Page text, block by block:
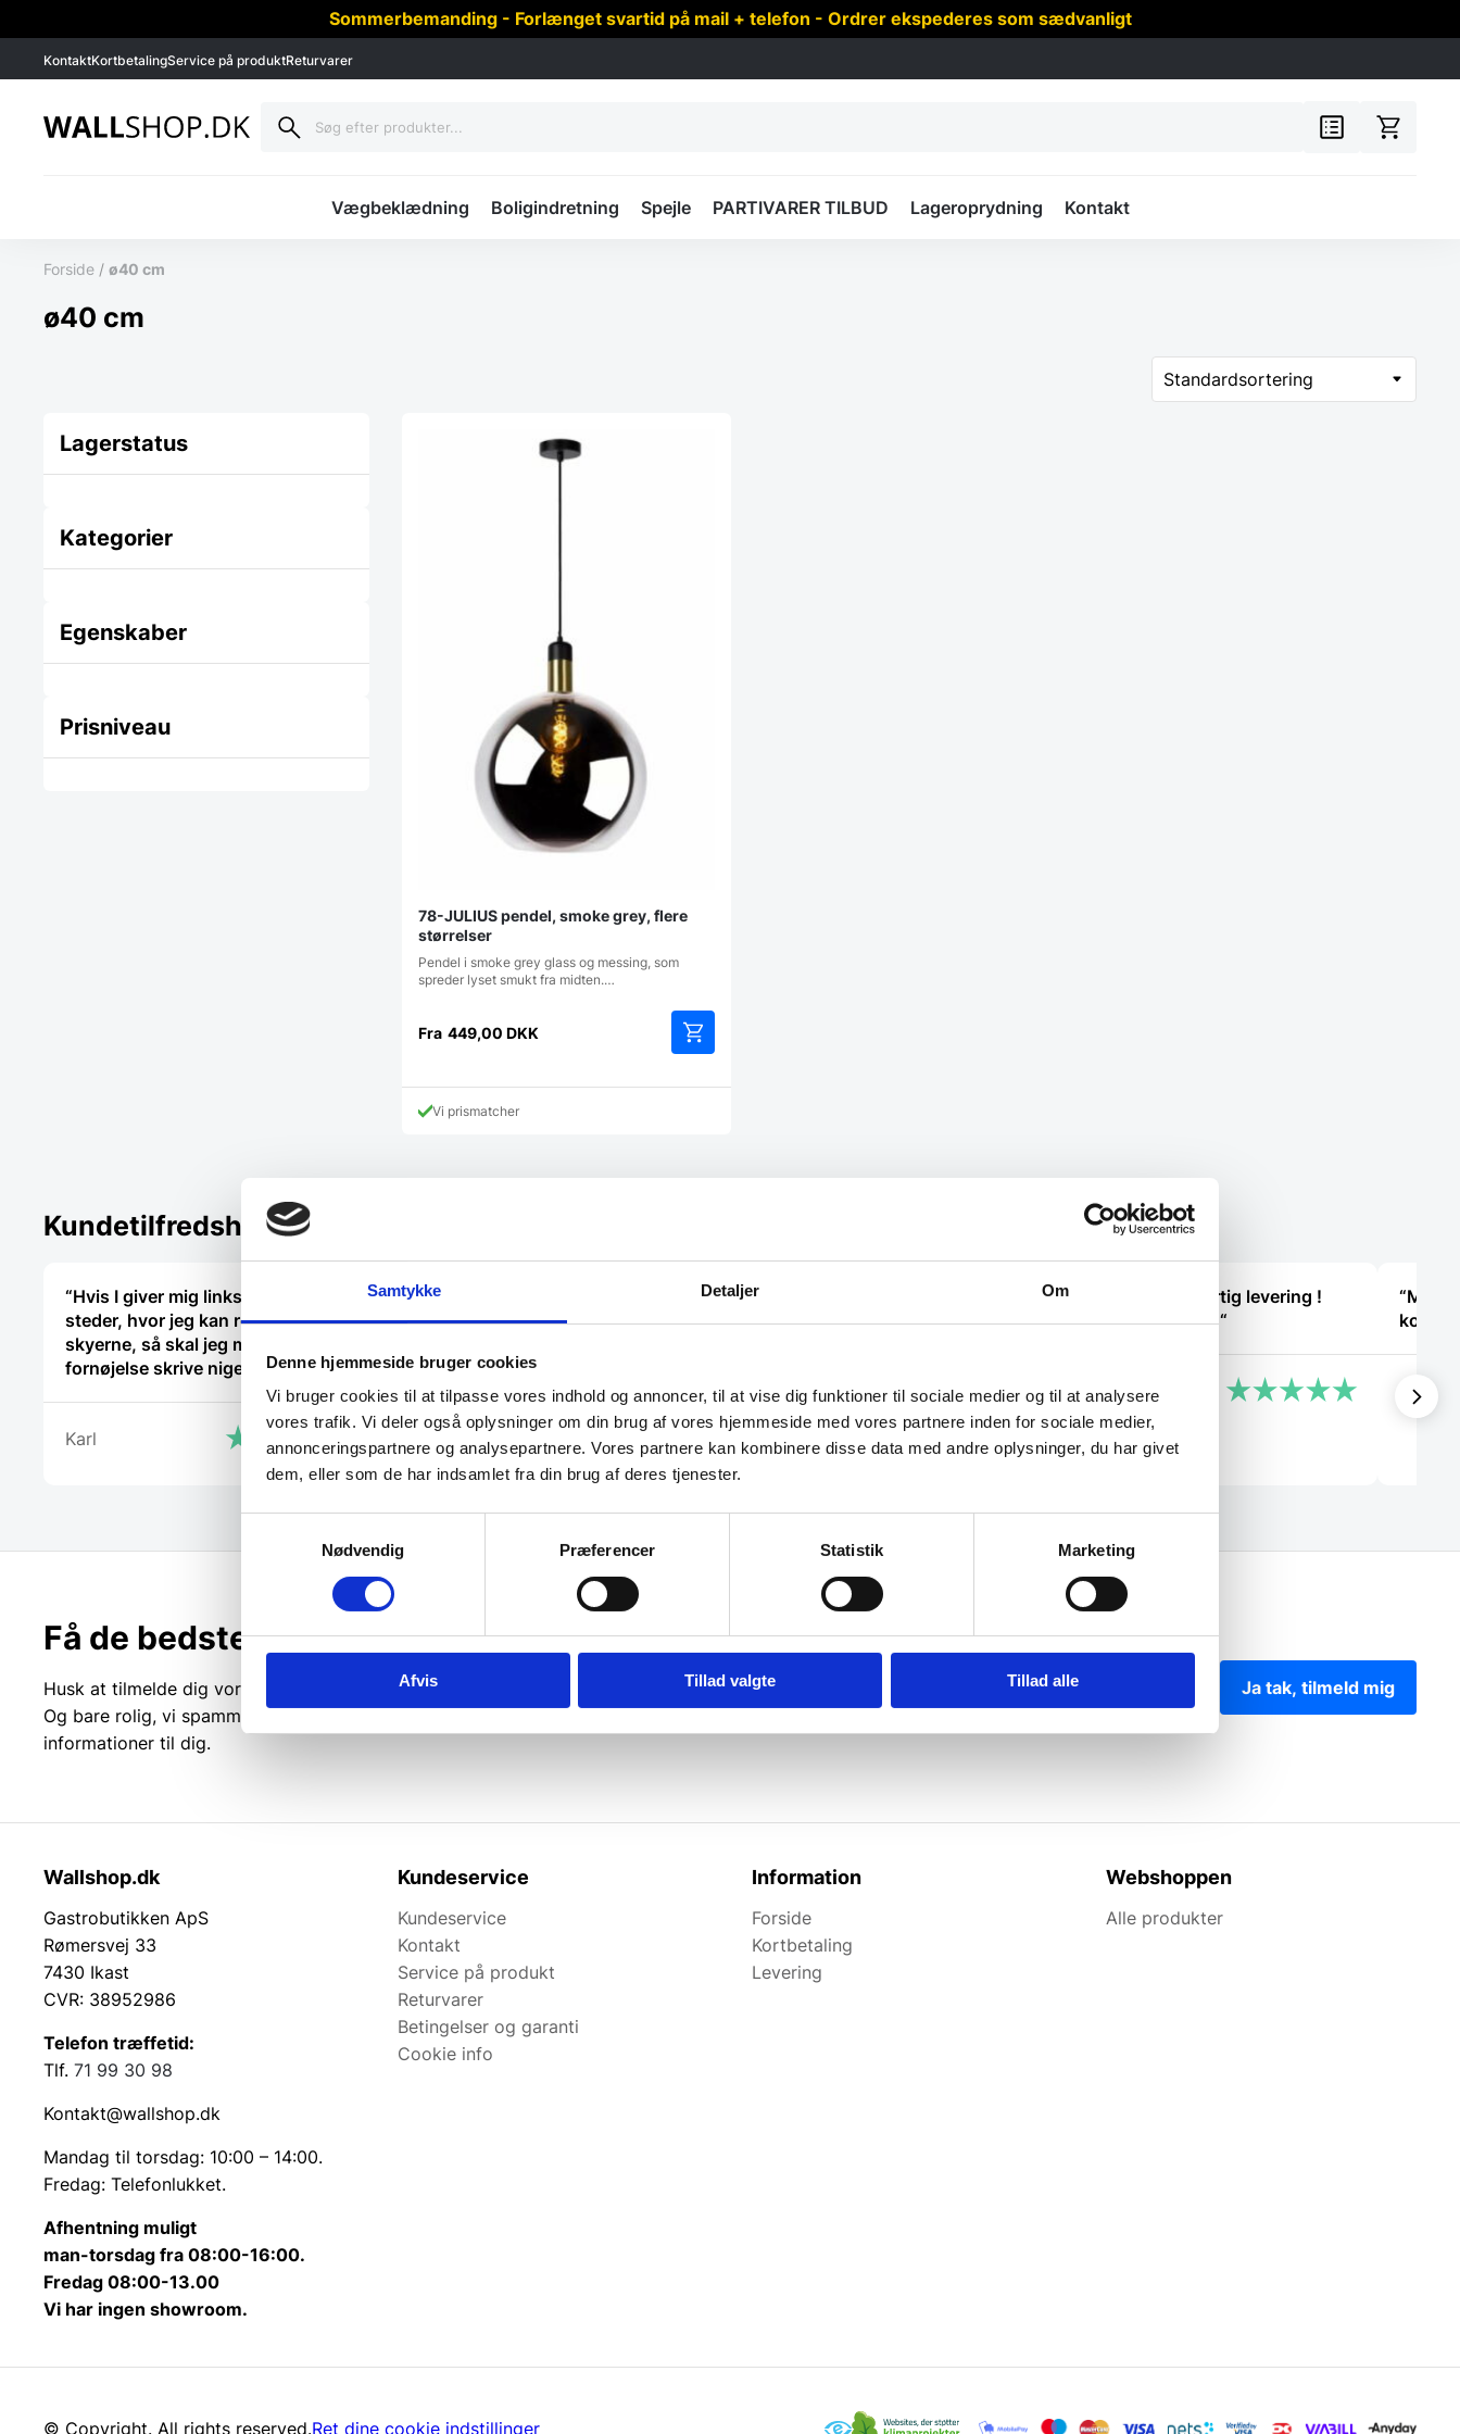
Samtykke Detaljer Om
Denne hjemmeside bruger cookies
Vi bruger cookies til at tilpasse vores indhold og annoncer, til at vise dig funktioner til sociale medier og til at analysere
vores trafik. Vi deler også oplysninger om din brug af vores hjemmeside med vores partnere inden for sociale medier,
annonceringspartnere og analysepartnere. Vores partnere kan kombinere disse data med andre oplysninger, du har givet
dem, eller som de har indsamlet fra din brug af deres tjenester.
Nødvendig
Præferencer Statistik Marketing
Afvis Tillad valgte Tillad alle
Sommerbemanding - Forlænget svartid på mail + telefon - Ordrer ekspederes som sædvanligt
KontaktKortbetalingService på produktReturvarer
Vægbeklædning Boligindretning Spejle PARTIVARER TILBUD Lageroprydning Kontakt
Forside / ø40 cm
ø40 cm
Lagerstatus
Kategorier
Egenskaber
Prisniveau
78-JULIUS pendel, smoke grey, flere
størrelser
Pendel i smoke grey glass og messing, som
spreder lyset smukt fra midten.…
Fra 449,00 DKK
vare
Vi prismatcher
Kundetilfredshed
“Hvis I giver mig links til alle
steder, hvor jeg kan rose jer til
skyerne, så skal jeg med
fornøjelse skrive niget”
Karl
“Sød venlig betjening. Meget
hjælpsom”
Charlotte
“Hurtig og god service”
“Hurtig køb og hurtig levering !
Ikke så meget pjat “
Helle Kirsten
Få de bedste tilbud først!
Husk at tilmelde dig vores nyhedsbrev og vær først til de bedste tilbud.
Og bare rolig, vi spammer dig ikke, men sender kun relevante tilbud og
informationer til dig.
Ja tak, tilmeld mig
Wallshop.dk
Gastrobutikken ApS
Rømersvej 33
7430 Ikast
CVR: 38952986
Telefon træffetid:
Tlf. 71 99 30 98
Kontakt@wallshop.dk
Mandag til torsdag: 10:00 – 14:00.
Fredag: Telefonlukket.
Afhentning muligt
man-torsdag fra 08:00-16:00.
Fredag 08:00-13.00
Vi har ingen showroom.
Kundeservice
Kundeservice
Kontakt
Service på produkt
Returvarer
Betingelser og garanti
Cookie info
Information
Forside
Kortbetaling
Levering
Webshoppen
Alle produkter
© Copyright. All rights reserved.Ret dine cookie indstillinger